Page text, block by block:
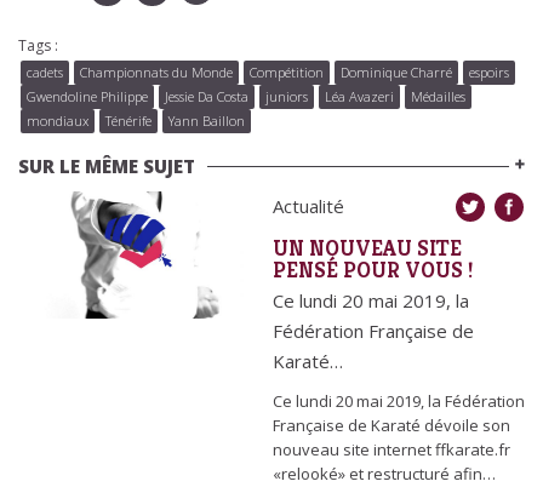
Tags :
cadets Championnats du Monde Compétition Dominique Charré
espoirs
Gwendoline Philippe
Jessie Da Costa juniors Léa Avazeri
Médailles
mondiaux
Ténérife Yann Baillon
SUR LE MÊME SUJET
Actualité
UN NOUVEAU SITE
PENSÉ POUR VOUS !
Ce lundi 20 mai 2019, la
Fédération Française de
Karaté…
Ce lundi 20 mai 2019, la Fédération
Française de Karaté dévoile son
nouveau site internet ffkarate.fr
«relooké» et restructuré afin…